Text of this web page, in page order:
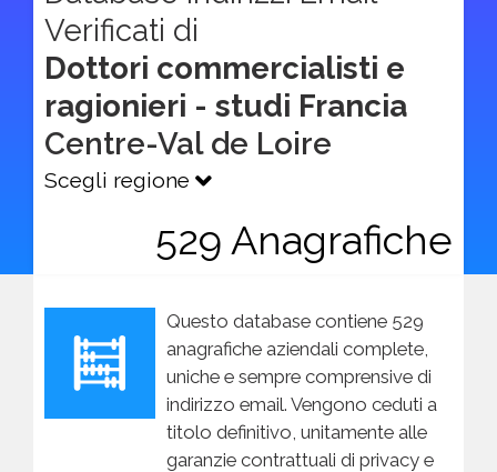
Verificati di
Dottori commercialisti e
ragionieri - studi Francia
Centre-Val de Loire
Scegli regione
529 Anagrafiche
Questo database contiene 529
anagrafiche aziendali complete,
uniche e sempre comprensive di
indirizzo email. Vengono ceduti a
titolo definitivo, unitamente alle
garanzie contrattuali di privacy e